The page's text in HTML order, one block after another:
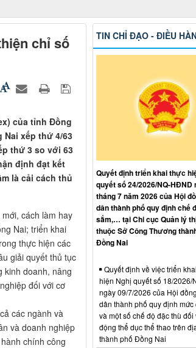
chỉ số
của tỉnh Đồng
xếp thứ 4/63
thứ 3 so với 63
định đạt kết
là cải cách thủ
cách làm hay
Nai; triển khai
thực hiện các
giải quyết thủ tục
kinh doanh, nâng
đối với cơ
các ngành và
và doanh nghiệp
chính công
TIN CHỈ ĐẠO - ĐIỀU
Quyết định triển khai thực
quyết số 24/2026/NQ-HĐND
tháng 7 năm 2026 của Hội
dân thành phố quy định chế
sắm,… tại Chi cục Quản lý
thuộc Sở Công Thương
Đồng Nai
Quyết định về việc triển
hiện Nghị quyết số 18/2026/
ngày 09/7/2026 của Hội
dân thành phố quy định mức
và một số chế độ đặc thù đối
động thể dục thể thao trên
thành phố Đồng Nai